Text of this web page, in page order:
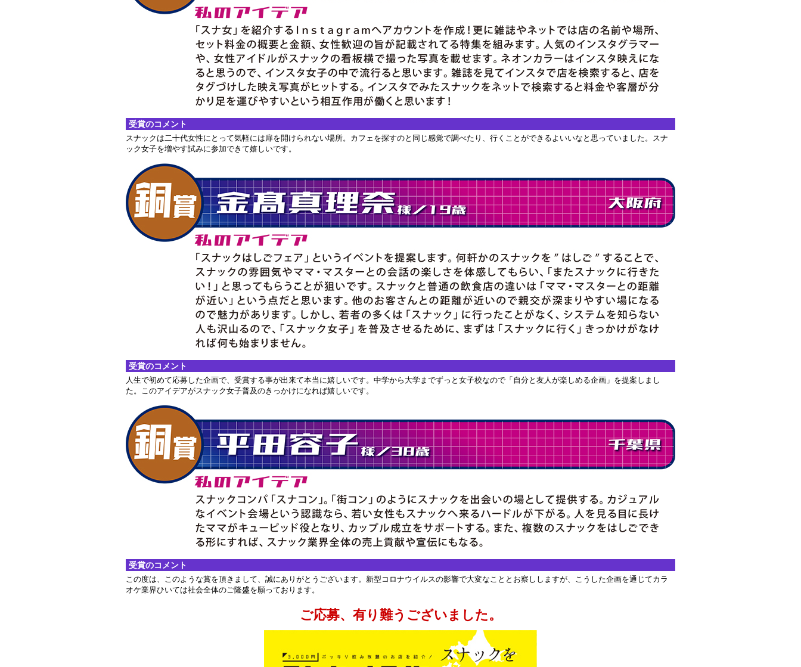
受賞のコメント
スナックは二十代女性にとって気軽には扉を開けられない場所。カフェを探すのと同じ感覚で調べたり、行くことができるよいいなと思っていました。スナ
ック女子を増やす試みに参加できて嬉しいです。
受賞のコメント
人生で初めて応募した企画で、受賞する事が出来て本当に嬉しいです。中学から大学までずっと女子校なので「自分と友人が楽しめる企画」を提案しまし
た。このアイデアがスナック女子普及のきっかけになれば嬉しいです。
受賞のコメント
この度は、このような賞を頂きまして、誠にありがとうございます。新型コロナウイルスの影響で大変なこととお察ししますが、こうした企画を通じてカラ
オケ業界ひいては社会全体のご隆盛を願っております。
ご応募、有り難うございました。